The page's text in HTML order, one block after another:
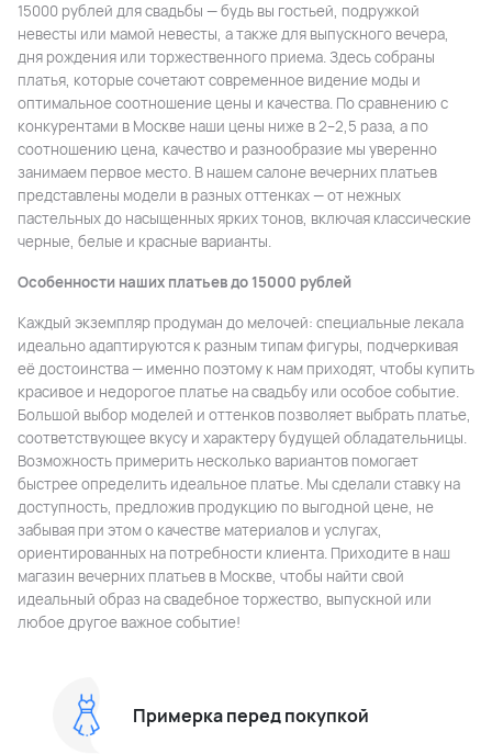
15000 рублей для свадьбы — будь вы гостьей, подружкой
невесты или мамой невесты, а также для выпускного вечера,
дня рождения или торжественного приема. Здесь собраны
платья, которые сочетают современное видение моды и
оптимальное соотношение цены и качества. По сравнению с
конкурентами в Москве наши цены ниже в 2–2,5 раза, а по
соотношению цена, качество и разнообразие мы уверенно
занимаем первое место. В нашем салоне вечерних платьев
представлены модели в разных оттенках — от нежных
пастельных до насыщенных ярких тонов, включая классические
черные, белые и красные варианты.
Особенности наших платьев до 15000 рублей
Каждый экземпляр продуман до мелочей: специальные лекала
идеально адаптируются к разным типам фигуры, подчеркивая
её достоинства — именно поэтому к нам приходят, чтобы купить
красивое и недорогое платье на свадьбу или особое событие.
Большой выбор моделей и оттенков позволяет выбрать платье,
соответствующее вкусу и характеру будущей обладательницы.
Возможность примерить несколько вариантов помогает
быстрее определить идеальное платье. Мы сделали ставку на
доступность, предложив продукцию по выгодной цене, не
забывая при этом о качестве материалов и услугах,
ориентированных на потребности клиента. Приходите в наш
магазин вечерних платьев в Москве, чтобы найти свой
идеальный образ на свадебное торжество, выпускной или
любое другое важное событие!
Примерка перед покупкой